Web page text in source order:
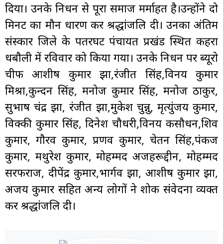
दिया। उनके निधन से पूरा समाज मर्माहत है।उन्होंने दो
मिनट का मौन धारण कर श्रद्धांजलि दी। उनका अंतिम
संस्कार जिले के पतरघट पंचायत प्रखंड स्थित कहरा
धबौली में रविवार को किया गया। उनके निधन पर ब्यूरो
चीफ आशीष कुमार झा,रंजीत सिंह,विनय कुमार
मिश्रा,कुन्दन सिंह, मनोज कुमार सिंह, मनोज ठाकुर,
सुभाष चंद्र झा, रंजीत झा,मुकेश चुन्नु, मृत्युंजय कुमार,
विक्की कुमार सिंह, दिनेश चौधरी,विनय कसौधन,शिव
कुमार, गौरव कुमार, प्रणव कुमार, चेतन सिंह,पंकज
कुमार, मथुरेश कुमार, मोहम्मद अजहरूद्दीन, मोहम्मद
सरफराज, दीपेंद्र कुमार,भार्गव झा, आशीष कुमार झा,
अजय कुमार सहित अन्य लोगों ने शोक संवेदना व्यक्त
कर श्रद्धांजलि दी।